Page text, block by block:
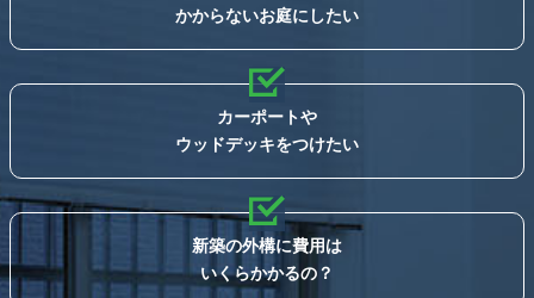
かからないお庭にしたい
カーポートや
ウッドデッキをつけたい
新築の外構に費用は
いくらかかるの？